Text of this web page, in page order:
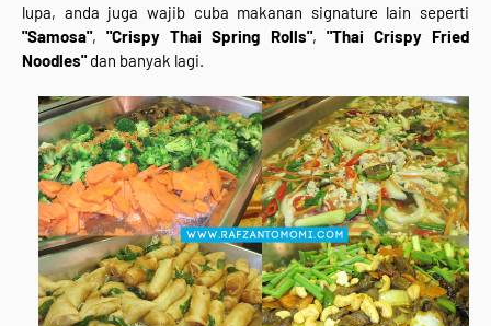
lupa, anda juga wajib cuba makanan signature lain seperti
"Samosa","Crispy Thai Spring Rolls", "Thai Crispy Fried
Noodles"dan banyak lagi.